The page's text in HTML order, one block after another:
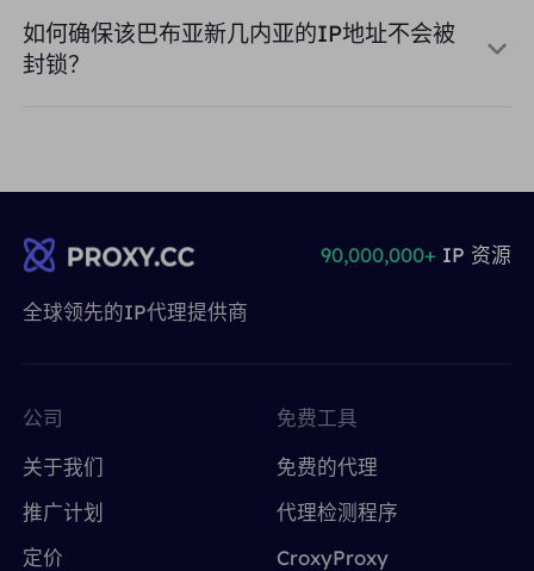
如何确保该巴布亚新几内亚的IP地址不会被
封锁？
全球领先的IP代理提供商
90,000,000+ IP 资源
公司
关于我们
推广计划
定价
免费工具
免费的代理
代理检测程序
CroxyProxy